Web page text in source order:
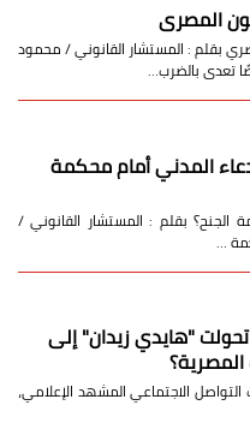
المصري
بقلم : المستشار القانوني / محمود
تعدى بالضرب…
المدني أمام محكمة
الجنح؟ بقلم : المستشار القانوني /
…
"هايدي زيدان" إلى
الاجتماعي المشهد الإعلامي،